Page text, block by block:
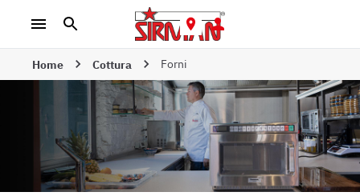
Home Cottura Forni